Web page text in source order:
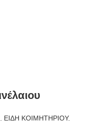
, ΕΙΔΗ ΚΟΙΜΗΤΗΡΙΟΥ,